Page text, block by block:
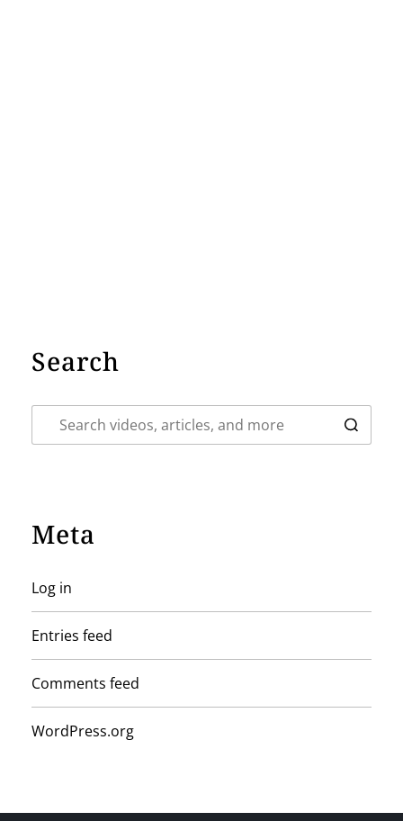
Search
Meta
Log in
Entries feed
Comments feed
WordPress.org